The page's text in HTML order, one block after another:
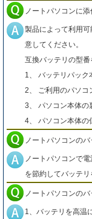
ノートパソコンに
製品によって利用
意してください。
互換バッテリの型番
1、 バッテリパック
2、 ご利用のパソコ
3、 パソコン本体の
4、 パソコン本体の
ノートパソコンの
ノートパソコンで
を節約してバッテリ
ノートパソコンの
1、バッテリを高温